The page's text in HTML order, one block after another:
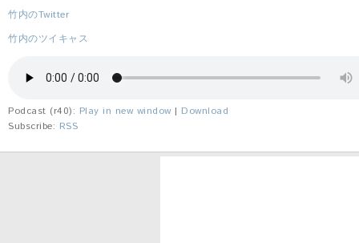
竹内のTwitter
竹内のツイキャス
Podcast (r40): Play in new window| Download
Subscribe: RSS